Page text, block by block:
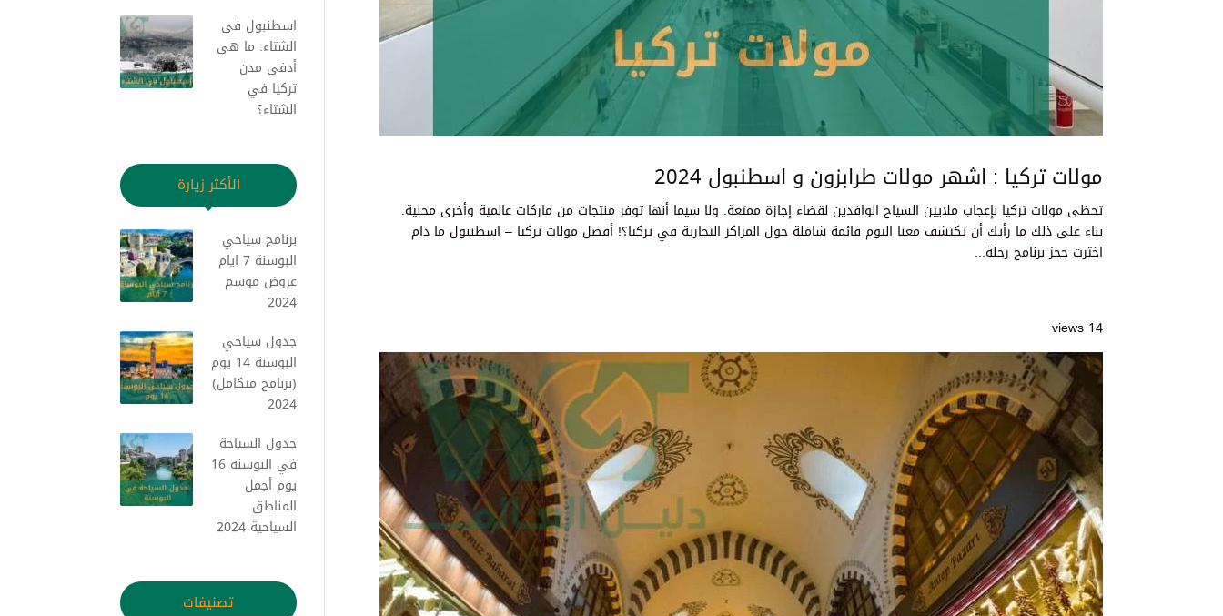
مولات تركيا : اشهر مولات طرابزون و اسطنبول 2024
تحظى مولات تركيا بإعجاب ملايين السياح الوافدين لقضاء إجازة ممتعة. ولا سيما أنها توفر منتجات من ماركات عالمية وأخرى محلية.
بناء على ذلك ما رأيك أن تكتشف معنا اليوم قائمة شاملة حول المراكز التجارية في تركيا؟! أفضل مولات تركيا – اسطنبول ما دام
اخترت حجز برنامج رحلة...
14 views
اسطنبول في
الشتاء: ما هي
أدفى مدن
تركيا في
الشتاء؟
الأكثر زيارة
برنامج سياحي
البوسنة 7 ايام
عروض موسم
2024
جدول سياحي
البوسنة 14 يوم
(برنامج متكامل)
2024
جدول السياحة
في البوسنة 16
يوم أجمل
المناطق
السياحية 2024
تصنيفات